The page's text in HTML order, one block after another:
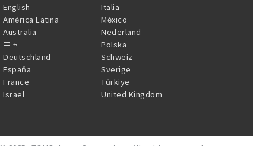
English
América Latina
Australia
中国
Deutschland
España
France
Israel
Italia
México
Nederland
Polska
Schweiz
Sverige
Türkiye
United Kingdom